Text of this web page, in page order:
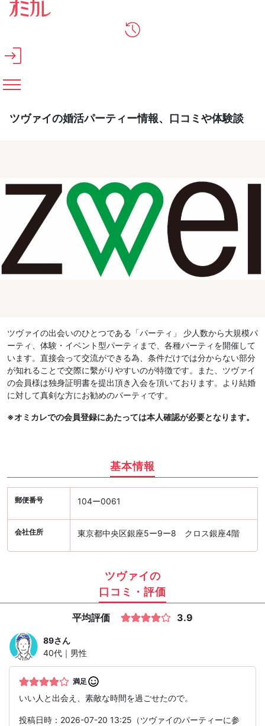
メインコンテンツへスキップ
ツヴァイの婚活パーティー情報、口コミや体験談
ツヴァイの出会いのひとつである「パーティ」 少人数から大規模パ
ーティ、体験・イベント型パーティまで、各種パーティを開催して
います。直接会って交流ができる為、条件だけでは分からない部分
が知れることで交際に繫がりやすいのが特徴です。また、ツヴァイ
の会員様は独身証明書を提出頂き入会を頂いております。より結婚
に対して真剣な方にお勧めのパーティです。
※オミカレでの会員登録にあたっては本人確認が必要となります。
基本情報
郵便番号 104ー0061
会社住所 東京都中央区銀座5ー9ー8 クロス銀座4階
ツヴァイの
口コミ・評価
平均評価 3.9
89さん
40代｜男性
満足
いい人と出会え、素敵な時間を過ごせたので。
投稿日時：2026-07-20 13:25（ツヴァイのパーティーに参